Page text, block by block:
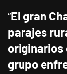
“El gran
parajes
originarios
grupo